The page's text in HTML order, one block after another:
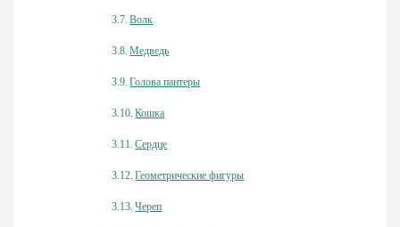
Волк
Медведь
Голова пантеры
Кошка
Сердце
Геометрические фигуры
Череп